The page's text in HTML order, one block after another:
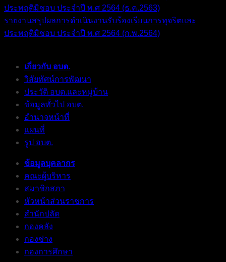
ประพฤติมิชอบ ประจำปี พ.ศ 2564 (ธ.ค.2563)
รายงานสรุปผลการดำเนินงานรับร้องเรียนการทุจริตและ
ประพฤติมิชอบ ประจำปี พ.ศ 2564 (ก.พ.2564)
เกี่ยวกับ อบต.
วิสัยทัศน์การพัฒนา
ประวัติ อบต.และหมู่บ้าน
ข้อมูลทั่วไป อบต.
อำนาจหน้าที่
แผนที่
รูป อบต.
ข้อมูลบุคลากร
คณะผู้บริหาร
สมาชิกสภา
หัวหน้าส่วนราชการ
สำนักปลัด
กองคลัง
กองช่าง
กองการศึกษา